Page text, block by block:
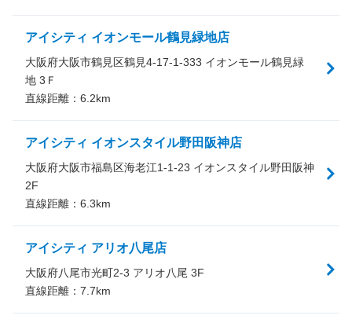
アイシティ イオンモール鶴見緑地店
大阪府大阪市鶴見区鶴見4-17-1-333 イオンモール鶴見緑
地 3Ｆ
直線距離： 6.2km
アイシティ イオンスタイル野田阪神店
大阪府大阪市福島区海老江1-1-23 イオンスタイル野田阪神
2F
直線距離： 6.3km
アイシティ アリオ八尾店
大阪府八尾市光町2-3 アリオ八尾 3F
直線距離： 7.7km